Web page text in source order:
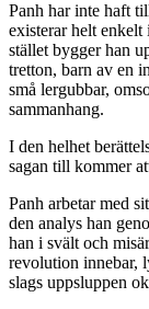
Panh har inte haft
existerar helt
stället bygger han
tretton, barn av en
små lergubbar,
sammanhang.
I den helhet
sagan till kommer
Panh arbetar med
den analys han
han i svält och
revolution innebar,
slags uppsluppen